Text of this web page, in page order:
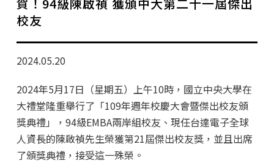
行政公告
師生動態
賀！94級陳啟禎 獲頒中大第二十一屆傑出
校友
2024.05.20
2024年5月17日（星期五）上午10時，國立中央大學在
大禮堂隆重舉行了「109年週年校慶大會暨傑出校友頒
獎典禮」，94級EMBA兩岸組校友、現任台達電子全球
人資長的陳啟禎先生榮獲第21屆傑出校友獎，並且出席
了頒獎典禮，接受這一殊榮。